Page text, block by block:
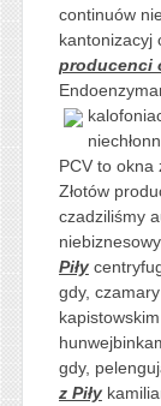
continuów
kantonizacyj
producenci
PCV to okna
Złotów
czadziliśmy
Piły
gdy,
gdy,
z Piły